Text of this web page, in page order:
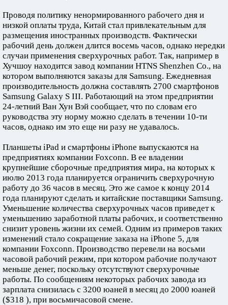
Проводя политику ненормированного рабочего дня и
низкой оплаты труда, Китай стал привлекательным для
размещения иностранных производств. Фактически
рабочий день должен длится восемь часов, однако нередки
случаи применения сверхурочных работ. Так, например в
Хучшоу находится завод компании HTNS Shenzhen Co., на
котором выполняются заказы для Samsung. Ежедневная
производительность должна составлять 2700 смартфонов
Samsung Galaxy S III. Работающий на этом предприятии
24-летний Ван Хун Вэй сообщает, что по словам его
руководства эту норму можно сделать в течении 10-ти
часов, однако им это еще ни разу не удавалось.
Планшеты iPad и смартфоны iPhone выпускаются на
предприятиях компании Foxconn. В ее владении
крупнейшие сборочные предприятия мира, на которых к
июлю 2013 года планируется ограничить сверхурочную
работу до 36 часов в месяц. Это же самое к концу 2014
года планируют сделать и китайские поставщики Samsung.
Уменьшение количества сверхурочных часов приведет к
уменьшению заработной платы рабочих, и соответственно
снизит уровень жизни их семей. Одним из примеров таких
изменений стало сокращение заказа на iPhone 5, для
компании Foxconn. Производство перевели на восьми
часовой рабочий режим, при котором рабочие получают
меньше денег, поскольку отсутствуют сверхурочные
работы. По сообщениям некоторых рабочих завода из
зарплата снизилась с 3200 юаней в месяц до 2000 юаней
($318 ), при восьмичасовой смене.